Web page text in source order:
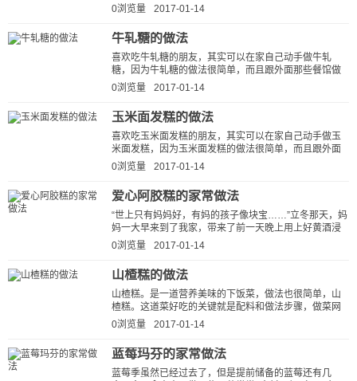
大家喜爱。话间口水都快流下来了...
0浏览量 2017-01-14
牛轧糖的做法
喜欢吃牛轧糖的朋友，其实可以在家自己动手做牛轧
糖，因为牛轧糖的做法很简单，而且跟外面那些餐馆做
的牛轧糖比起来，自己做的牛轧糖又健...
0浏览量 2017-01-14
玉米面发糕的做法
喜欢吃玉米面发糕的朋友，其实可以在家自己动手做玉
米面发糕，因为玉米面发糕的做法很简单，而且跟外面
那些餐馆做的玉米面发糕比起来，自...
0浏览量 2017-01-14
爱心阿胶糕的家常做法
“世上只有妈妈好，有妈的孩子像块宝……”立冬那天，妈
妈一大早来到了我家，带来了前一天晚上用上好黄酒浸
泡的阿胶，说是要为我熬上一些...
0浏览量 2017-01-14
山楂糕的做法
山楂糕。是一道营养美味的下饭菜，做法也很简单，山
楂糕。这道菜好吃的关键就是配料和做法步骤，做菜网
小编就为大家详细的介绍一下山楂...
0浏览量 2017-01-14
蓝莓玛芬的家常做法
蓝莓季虽然已经过去了，但是提前储备的蓝莓还有几